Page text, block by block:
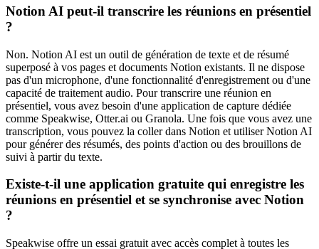
Notion AI peut-il transcrire les réunions en présentiel
?
Non. Notion AI est un outil de génération de texte et de résumé
superposé à vos pages et documents Notion existants. Il ne dispose
pas d'un microphone, d'une fonctionnalité d'enregistrement ou d'une
capacité de traitement audio. Pour transcrire une réunion en
présentiel, vous avez besoin d'une application de capture dédiée
comme Speakwise, Otter.ai ou Granola. Une fois que vous avez une
transcription, vous pouvez la coller dans Notion et utiliser Notion AI
pour générer des résumés, des points d'action ou des brouillons de
suivi à partir du texte.
Existe-t-il une application gratuite qui enregistre les
réunions en présentiel et se synchronise avec Notion
?
Speakwise offre un essai gratuit avec accès complet à toutes les